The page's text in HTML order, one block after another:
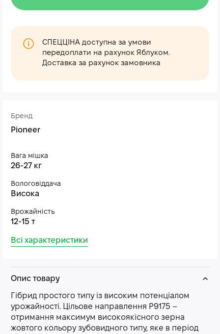
Бренд
Pioneer
Вага мішка
26-27 кг
Вологовіддача
Висока
Врожайність
12-15 т
Всі характеристики
СПЕЦЦІНА доступна за умови
передоплати на рахунок Яблуком.
Доставка за рахунок замовника
Опис товару
Гібрид простого типу із високим потенціалом
урожайності. Цільове направлення P9175 –
отримання максимум високоякісного зерна
жовтого кольору зубовидного типу, яке в період